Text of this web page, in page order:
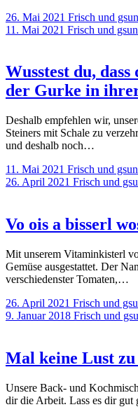
26. Mai 2021 Frisch und
11. Mai 2021 Frisch und
Wusstest du,
der Gurke in
Deshalb empfehlen wir,
Steiners mit Schale zu
und deshalb noch…
11. Mai 2021 Frisch und
26. April 2021 Frisch und
Vo ois a bisserl
Mit unserem Vitaminkisterl
Gemüse ausgestattet. Der
verschiedenster Tomaten,…
26. April 2021 Frisch und
9. Januar 2018 Frisch und
Mal keine Lust zu
Unsere Back- und
dir die Arbeit. Lass es dir